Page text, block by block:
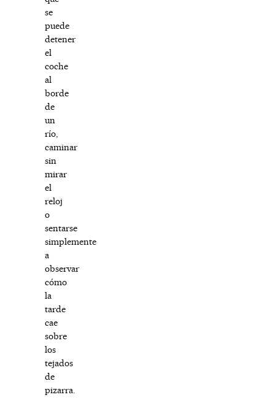
se
puede
detener
el
coche
al
borde
de
un
río,
caminar
sin
mirar
el
reloj
o
sentarse
simplemente
a
observar
cómo
la
tarde
cae
sobre
los
tejados
de
pizarra.